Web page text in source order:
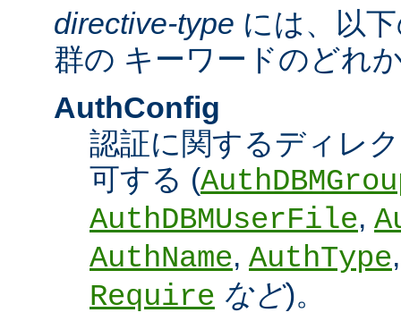
directive-type には、以
群の キーワードのどれ
AuthConfig
認証に関するディレ
可する (
AuthDBMUserFile,
AuthName, AuthType
Require など)。